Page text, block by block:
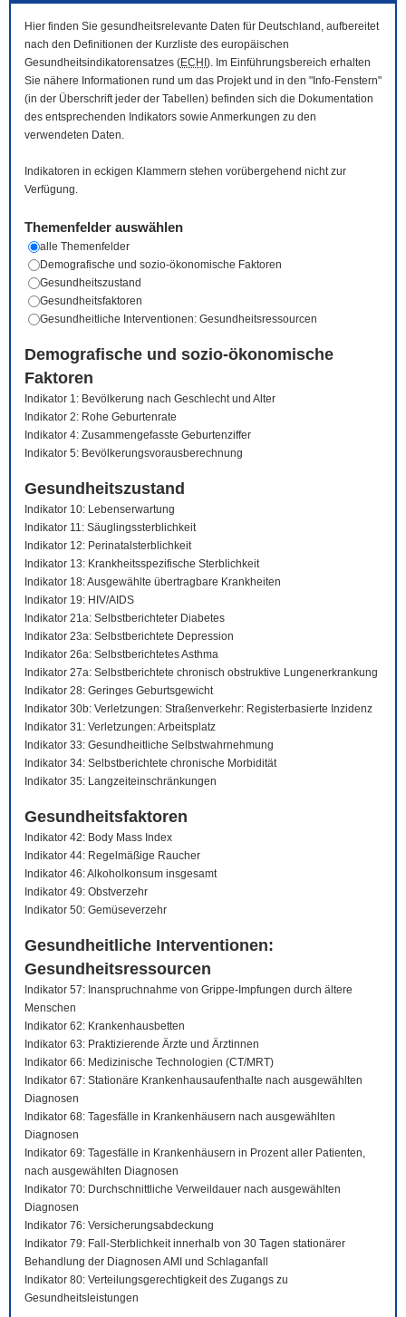
Hier finden Sie gesundheitsrelevante Daten für Deutschland, aufbereitet
nach den Definitionen der Kurzliste des europäischen
Gesundheitsindikatorensatzes (ECHI ). Im Einführungsbereich erhalten
Sie nähere Informationen rund um das Projekt und in den "Info-Fenstern"
(in der Überschrift jeder der Tabellen) befinden sich die Dokumentation
des entsprechenden Indikators sowie Anmerkungen zu den
verwendeten Daten.
Indikatoren in eckigen Klammern stehen vorübergehend nicht zur
Verfügung.
Themenfelder auswählen
alle Themenfelder
Demografische und sozio-ökonomische Faktoren
Gesundheitszustand
Gesundheitsfaktoren
Gesundheitliche Interventionen: Gesundheitsressourcen
Demografische und sozio-ökonomische
Faktoren
Indikator 1: Bevölkerung nach Geschlecht und Alter
Indikator 2: Rohe Geburtenrate
Indikator 4: Zusammengefasste Geburtenziffer
Indikator 5: Bevölkerungsvorausberechnung
Gesundheitszustand
Indikator 10: Lebenserwartung
Indikator 11: Säuglingssterblichkeit
Indikator 12: Perinatalsterblichkeit
Indikator 13: Krankheitsspezifische Sterblichkeit
Indikator 18: Ausgewählte übertragbare Krankheiten
Indikator 19: HIV/AIDS
Indikator 21a: Selbstberichteter Diabetes
Indikator 23a: Selbstberichtete Depression
Indikator 26a: Selbstberichtetes Asthma
Indikator 27a: Selbstberichtete chronisch obstruktive Lungenerkrankung
Indikator 28: Geringes Geburtsgewicht
Indikator 30b: Verletzungen: Straßenverkehr: Registerbasierte Inzidenz
Indikator 31: Verletzungen: Arbeitsplatz
Indikator 33: Gesundheitliche Selbstwahrnehmung
Indikator 34: Selbstberichtete chronische Morbidität
Indikator 35: Langzeiteinschränkungen
Gesundheitsfaktoren
Indikator 42: Body Mass Index
Indikator 44: Regelmäßige Raucher
Indikator 46: Alkoholkonsum insgesamt
Indikator 49: Obstverzehr
Indikator 50: Gemüseverzehr
Gesundheitliche Interventionen:
Gesundheitsressourcen
Indikator 57: Inanspruchnahme von Grippe-Impfungen durch ältere
Menschen
Indikator 62: Krankenhausbetten
Indikator 63: Praktizierende Ärzte und Ärztinnen
Indikator 66: Medizinische Technologien (CT/MRT)
Indikator 67: Stationäre Krankenhausaufenthalte nach ausgewählten
Diagnosen
Indikator 68: Tagesfälle in Krankenhäusern nach ausgewählten
Diagnosen
Indikator 69: Tagesfälle in Krankenhäusern in Prozent aller Patienten,
nach ausgewählten Diagnosen
Indikator 70: Durchschnittliche Verweildauer nach ausgewählten
Diagnosen
Indikator 76: Versicherungsabdeckung
Indikator 79: Fall-Sterblichkeit innerhalb von 30 Tagen stationärer
Behandlung der Diagnosen AMI und Schlaganfall
Indikator 80: Verteilungsgerechtigkeit des Zugangs zu
Gesundheitsleistungen